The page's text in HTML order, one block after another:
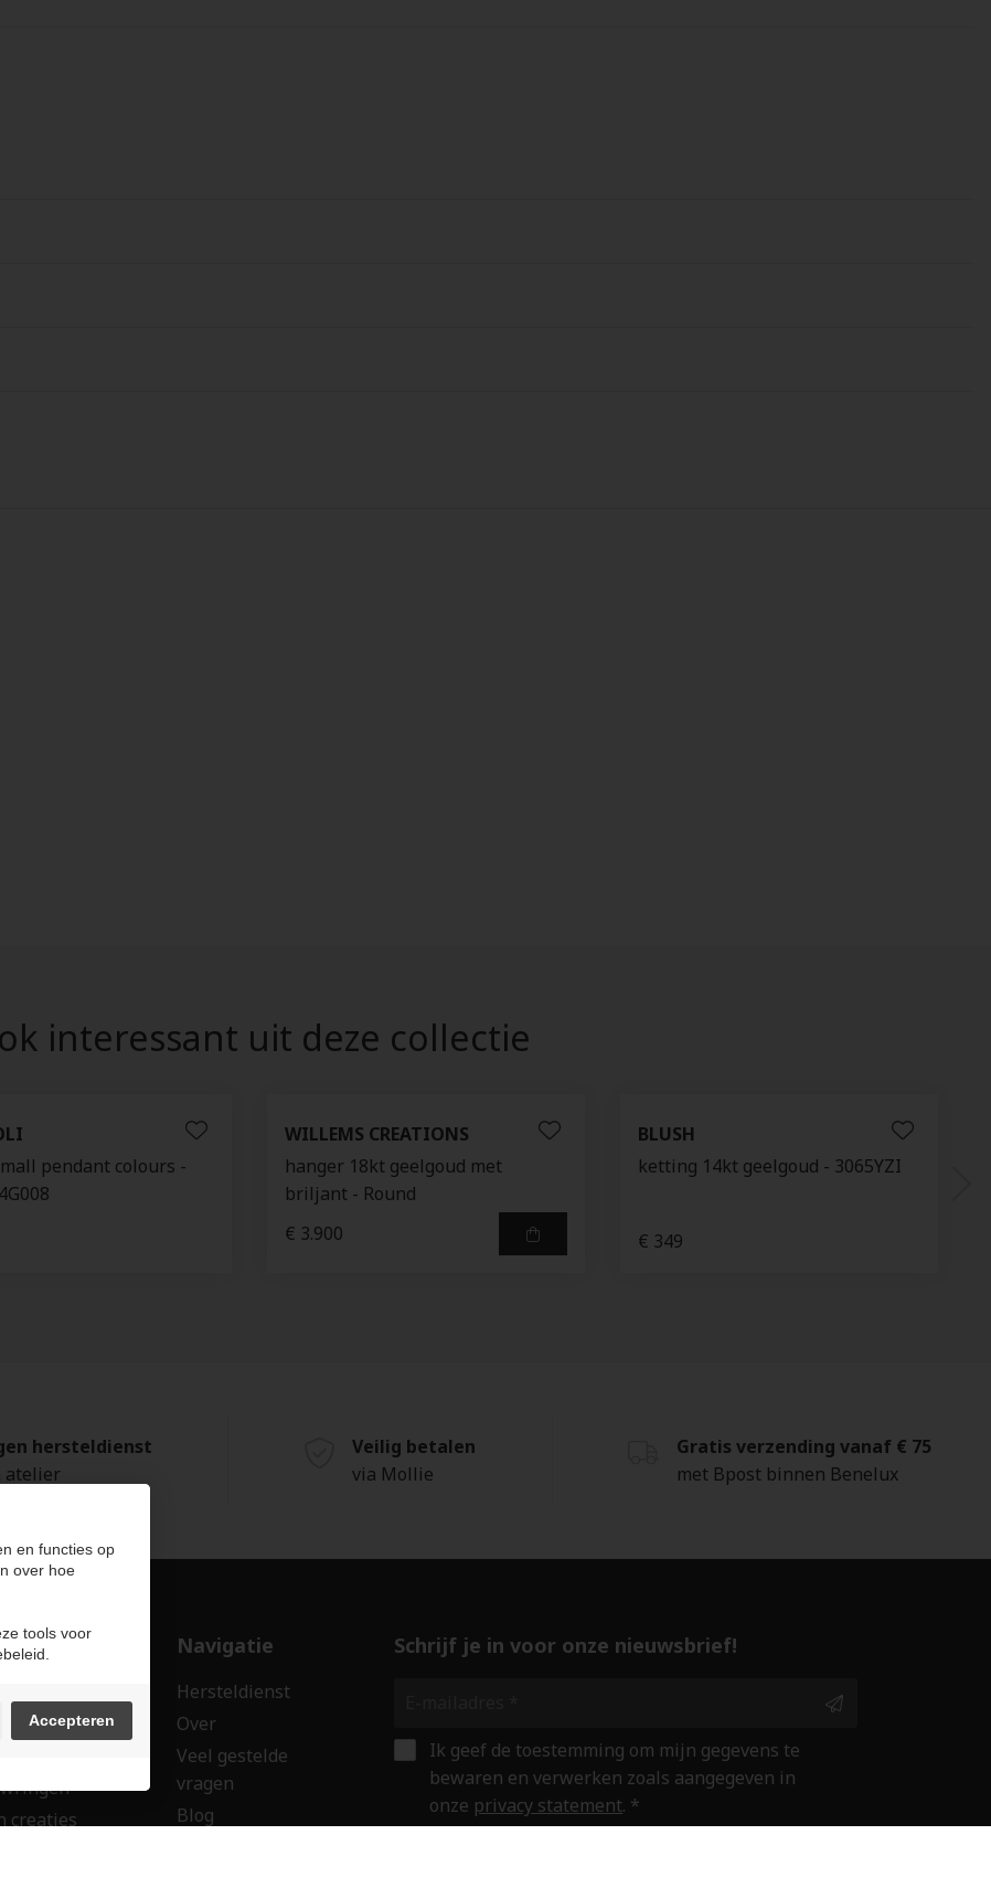
interessant uit deze collectie
pendant colours -
WILLEMS CREATIONS
hanger 18kt geelgoud met
briljant - Round
€ 3.900
BLUSH
ketting 14kt geelgoud - 3065YZI
€ 349
hersteldienst
atelier
Veilig betalen
via Mollie
Gratis verzending vanaf € 75
met Bpost binnen Benelux
creaties
Navigatie
Hersteldienst
Over
Veel gestelde
vragen
Blog
Schrijf je in voor onze nieuwsbrief!
Ik geef de toestemming om mijn gegevens te
bewaren en verwerken zoals aangegeven in
onze privacy statement. *
en functies op
over hoe
tools voor
Accepteren